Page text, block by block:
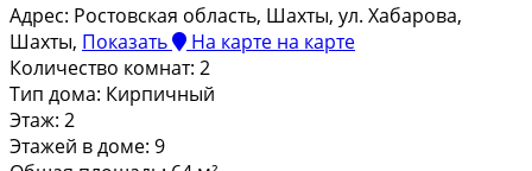
Адрес: Ростовская область, Шахты, ул. Хабарова,
Шахты, Показать На карте на карте
Количество комнат: 2
Тип дома: Кирпичный
Этаж: 2
Этажей в доме: 9